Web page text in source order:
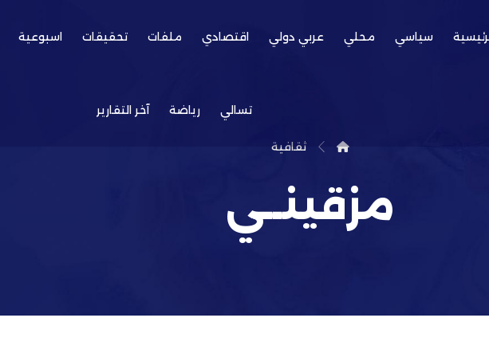
سياسي محلي عربي دولي اقتصادي ملفات تحقيقات اسبوعية
تسالي رياضة آخر التقارير
ثقافية
مزقينــي